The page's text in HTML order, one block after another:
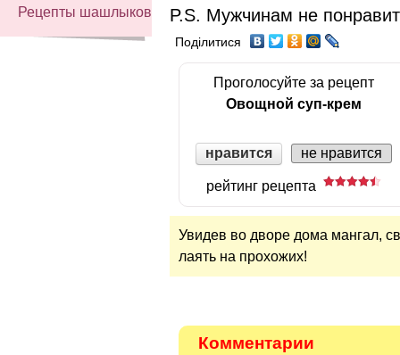
Рецепты шашлыков
P.S. Мужчинам не
Поділитися
Проголосуйте за рецепт
Овощной суп-крем
нравится не нравится
рейтинг рецепта
Увидев во дворе дома мангал,
лаять на прохожих!
Комментарии